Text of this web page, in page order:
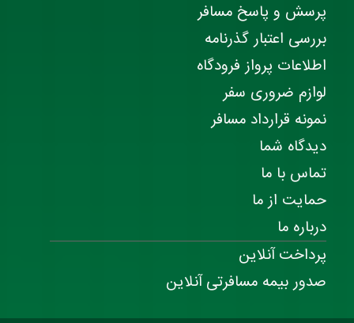
پرسش و پاسخ مسافر
بررسی اعتبار گذرنامه
اطلاعات پرواز فرودگاه
لوازم ضروری سفر
نمونه قرارداد مسافر
دیدگاه شما
تماس با ما
حمایت از ما
درباره ما
پرداخت آنلاین
صدور بیمه مسافرتی آنلاین